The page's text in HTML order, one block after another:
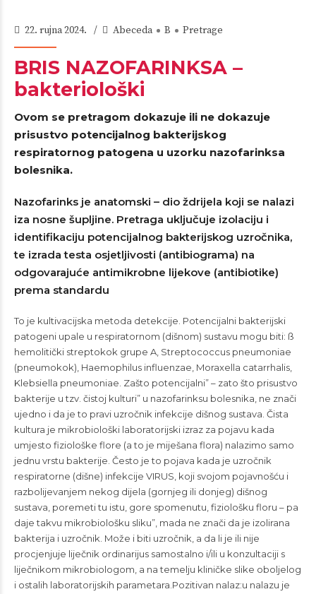
22. rujna 2024. Abeceda B Pretrage
BRIS NAZOFARINKSA –
bakteriološki
Ovom se pretragom dokazuje ili ne dokazuje
prisustvo potencijalnog bakterijskog
respiratornog patogena u uzorku nazofarinksa
bolesnika.
Nazofarinks je anatomski – dio ždrijela koji se nalazi
iza nosne šupljine. Pretraga uključuje izolaciju i
identifikaciju potencijalnog bakterijskog uzročnika,
te izrada testa osjetljivosti (antibiograma) na
odgovarajuće antimikrobne lijekove (antibiotike)
prema standardu
To je kultivacijska metoda detekcije. Potencijalni bakterijski
patogeni upale u respiratornom (dišnom) sustavu mogu biti: ß
hemolitički streptokok grupe A, Streptococcus pneumoniae
(pneumokok), Haemophilus influenzae, Moraxella catarrhalis,
Klebsiella pneumoniae. Zašto potencijalni” – zato što prisustvo
bakterije u tzv. čistoj kulturi” u nazofarinksu bolesnika, ne znači
ujedno i da je to pravi uzročnik infekcije dišnog sustava. Čista
kultura je mikrobiološki laboratorijski izraz za pojavu kada
umjesto fiziološke flore (a to je miješana flora) nalazimo samo
jednu vrstu bakterije. Često je to pojava kada je uzročnik
respiratorne (dišne) infekcije VIRUS, koji svojom pojavnošću i
razbolijevanjem nekog dijela (gornjeg ili donjeg) dišnog
sustava, poremeti tu istu, gore spomenutu, fiziološku floru – pa
daje takvu mikrobiološku sliku”, mada ne znači da je izolirana
bakterija i uzročnik. Može i biti uzročnik, a da li je ili nije
procjenjuje liječnik ordinarijus samostalno i/ili u konzultaciji s
liječnikom mikrobiologom, a na temelju kliničke slike oboljelog
i ostalih laboratorijskih parametara.Pozitivan nalaz:u nalazu je